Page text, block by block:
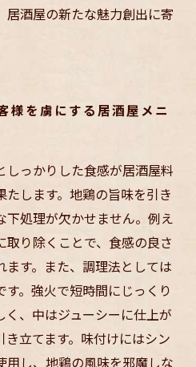
居酒屋の新たな魅力創出に寄
様を虜にする居酒屋メニ
っかりした食感が居酒屋料
します。地鶏の旨味を引き
下処理が欠かせません。例え
り除くことで、食感の良さ
す。また、調理法としては
。強火で短時間にじっくり
、中はジューシーに仕上が
立てます。味付けにはシン
用し、地鶏の風味を邪魔しな